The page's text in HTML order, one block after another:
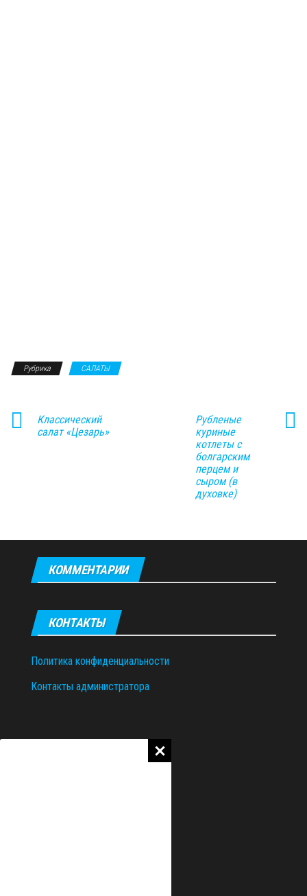
Рубрика САЛАТЫ
Классический
салат «Цезарь»
Рубленые
куриные
котлеты с
болгарским
перцем и
сыром (в
духовке)
КОММЕНТАРИИ
КОНТАКТЫ
Политика конфиденциальности
Контакты администратора